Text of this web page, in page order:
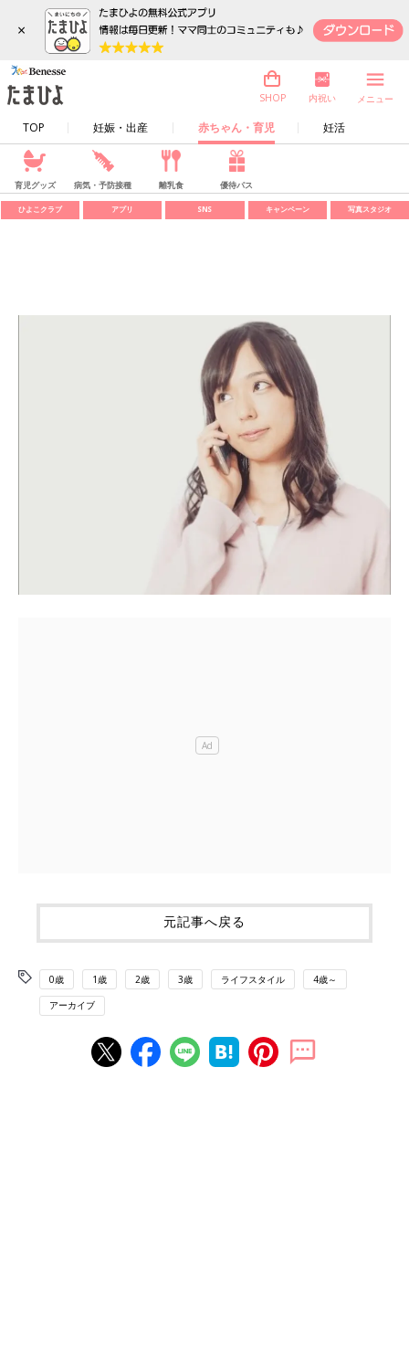
×
TOP 妊娠・出産 赤ちゃん・育児 妊活
SHOP 内祝い メニュー
育児グッズ 病気・予防接種 離乳食 優待パス
ひよこクラブ アプリ SNS キャンペーン 写真スタジオ
元記事へ戻る
0歳 1歳 2歳 3歳 ライフスタイル 4歳～
アーカイブ